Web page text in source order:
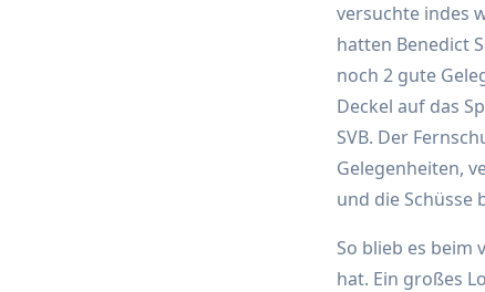
versuchte indes
hatten Benedict
noch 2 gute
Deckel auf das
SVB. Der
Gelegenheiten,
und die Schüsse
So blieb es beim
hat. Ein großes